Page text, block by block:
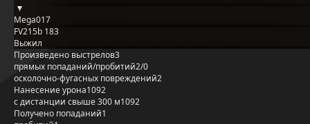
Mega017
FV215b 183
Выжил
Произведено выстрелов3
прямых попаданий/пробитий2/0
осколочно-фугасных повреждений2
Нанесение урона1092
с дистанции свыше 300 м1092
Получено попаданий1